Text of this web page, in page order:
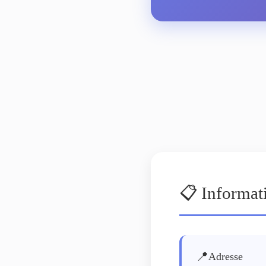
📋
📍Adresse